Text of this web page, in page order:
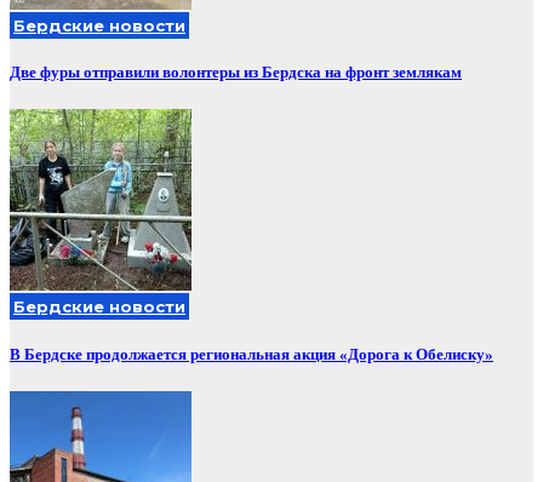
Бердские новости
Две фуры отправили волонтеры из Бердска на фронт землякам
Бердские новости
В Бердске продолжается региональная акция «Дорога к Обелиску»